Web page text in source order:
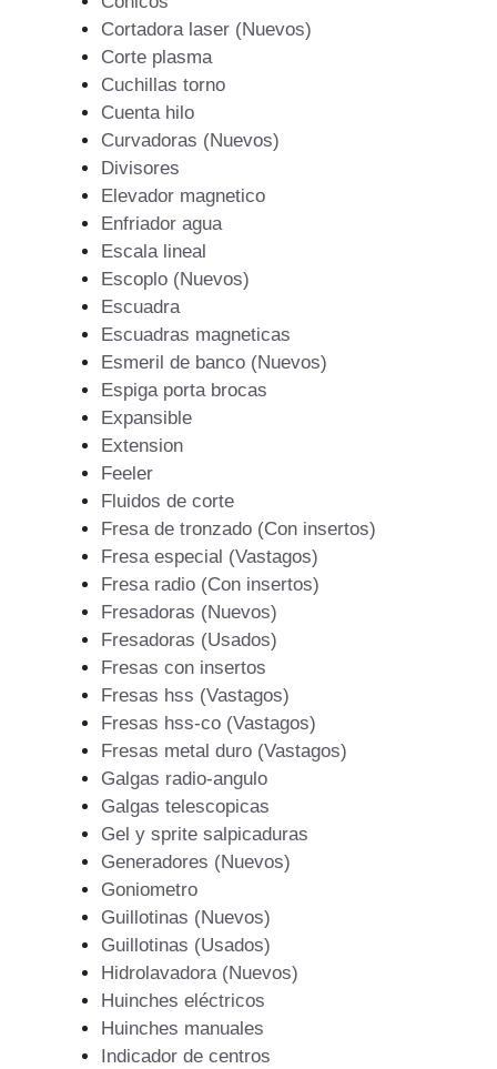
Cortadora laser (Nuevos)
Corte plasma
Cuchillas torno
Cuenta hilo
Curvadoras (Nuevos)
Divisores
Elevador magnetico
Enfriador agua
Escala lineal
Escoplo (Nuevos)
Escuadra
Escuadras magneticas
Esmeril de banco (Nuevos)
Espiga porta brocas
Expansible
Extension
Feeler
Fluidos de corte
Fresa de tronzado (Con insertos)
Fresa especial (Vastagos)
Fresa radio (Con insertos)
Fresadoras (Nuevos)
Fresadoras (Usados)
Fresas con insertos
Fresas hss (Vastagos)
Fresas hss-co (Vastagos)
Fresas metal duro (Vastagos)
Galgas radio-angulo
Galgas telescopicas
Gel y sprite salpicaduras
Generadores (Nuevos)
Goniometro
Guillotinas (Nuevos)
Guillotinas (Usados)
Hidrolavadora (Nuevos)
Huinches eléctricos
Huinches manuales
Indicador de centros